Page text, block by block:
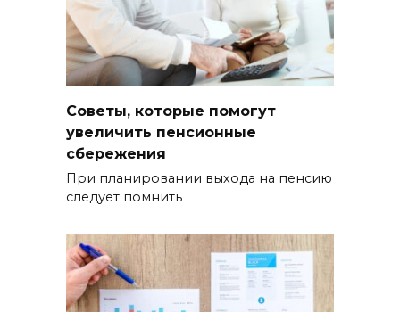
Советы, которые помогут
увеличить пенсионные
сбережения
При планировании выхода на пенсию
следует помнить